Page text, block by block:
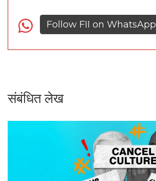
Follow FII on WhatsApp
संबंधित लेख